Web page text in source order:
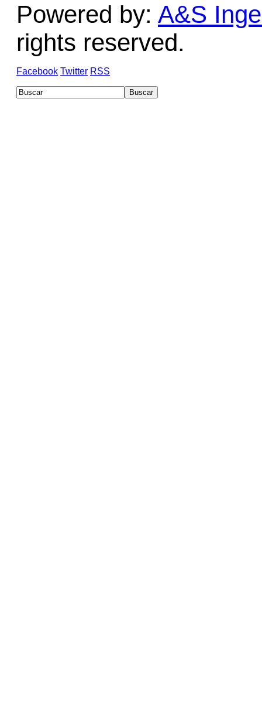
Powered by: A&S
rights reserved.
Facebook Twitter RSS